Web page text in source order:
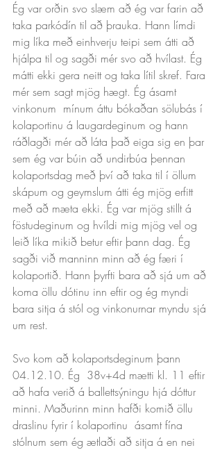
Ég var orðin svo slæm að ég var farin að
taka parkódín til að þrauka. Hann límdi
mig líka með einhverju teipi sem átti að
hjálpa til og sagði mér svo að hvílast. Ég
mátti ekki gera neitt og taka lítil skref. Fara
mér sem sagt mjög hægt. Ég ásamt
vinkonum  mínum áttu bókaðan sölubás í
kolaportinu á laugardeginum og hann
ráðlagði mér að láta það eiga sig en þar
sem ég var búin að undirbúa þennan
kolaportsdag með því að taka til í öllum
skápum og geymslum átti ég mjög erfitt
með að mæta ekki. Ég var mjög stillt á
föstudeginum og hvíldi mig mjög vel og
leið líka mikið betur eftir þann dag. Ég
sagði við manninn minn að ég færi í
kolaportið. Hann þyrfti bara að sjá um að
koma öllu dótinu inn eftir og ég myndi
bara sitja á stól og vinkonurnar myndu sjá
um rest.
Svo kom að kolaportsdeginum þann
04.12.10. Ég  38v+4d mætti kl. 11 eftir
að hafa verið á ballettsýningu hjá dóttur
minni. Maðurinn minn hafði komið öllu
draslinu fyrir í kolaportinu  ásamt fína
stólnum sem ég ætlaði að sitja á en nei